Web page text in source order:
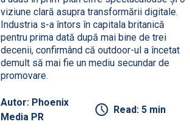
viziune clară asupra transformării digitale.
Industria s-a întors în capitala britanică
pentru prima dată după mai bine de trei
decenii, confirmând că outdoor-ul a încetat
demult să mai fie un mediu secundar de
promovare.
Autor: Phoenix
Media PR
Read: 5 min